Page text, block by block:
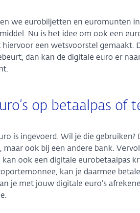
we eurobiljetten en euromunten
Nu is het idee om ook een
hiervoor een wetsvoorstel gemaakt.
dan kan de digitale euro er
op betaalpas of
is ingevoerd. Wil je die
maar ook bij een andere bank.
kan ook een digitale eurobetaalpas
kan je daarmee
je met jouw digitale euro’s